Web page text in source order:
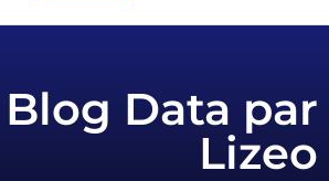
Blog Data par
Lizeo